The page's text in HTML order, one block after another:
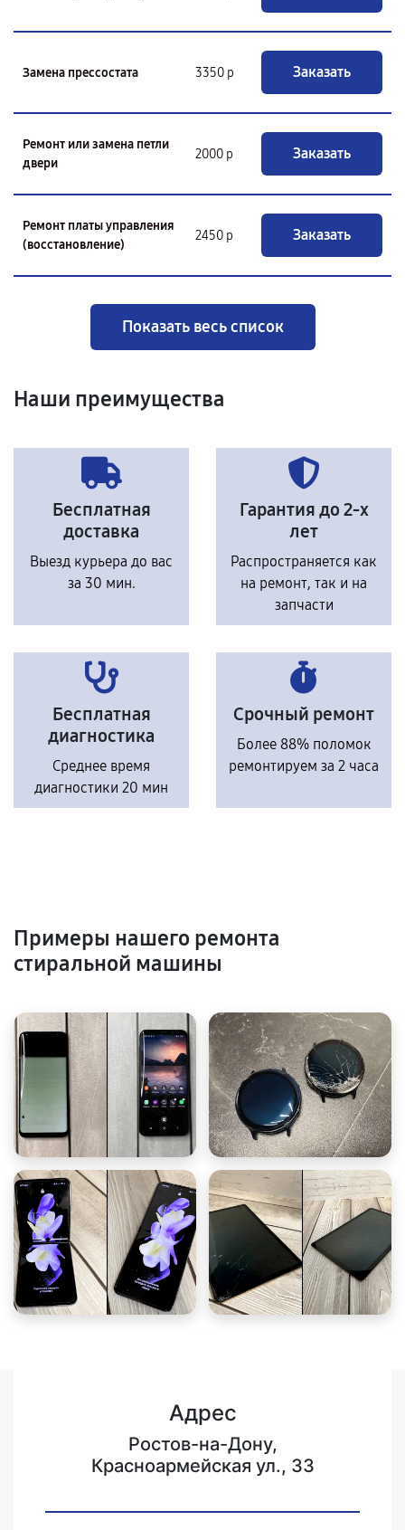
Замена прессостата 3350 р Заказать
Ремонт или замена петли
двери
2000 р Заказать
Ремонт платы управления
(восстановление)
2450 р Заказать
Показать весь список
Наши преимущества
Бесплатная
доставка
Выезд курьера до вас
за 30 мин.
Гарантия до 2-х
лет
Распространяется как
на ремонт, так и на
запчасти
Бесплатная
диагностика
Среднее время
диагностики 20 мин
Срочный ремонт
Более 88% поломок
ремонтируем за 2 часа
Примеры нашего ремонта
стиральной машины
Адрес
Ростов-на-Дону,
Красноармейская ул., 33